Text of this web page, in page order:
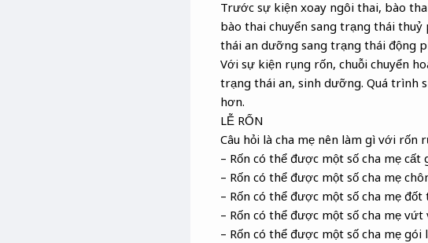
Trước sự kiện xoay ngôi thai, bào
bào thai chuyển sang trạng thái
thái an dưỡng sang trạng thái động
Với sự kiện rụng rốn, chuỗi chuyển
trạng thái an, sinh dưỡng. Quá trình
hơn.
LỄ RỐN
Câu hỏi là cha mẹ nên làm gì với rốn
– Rốn có thể được một số cha mẹ
– Rốn có thể được một số cha mẹ
– Rốn có thể được một số cha mẹ
– Rốn có thể được một số cha mẹ
– Rốn có thể được một số cha mẹ